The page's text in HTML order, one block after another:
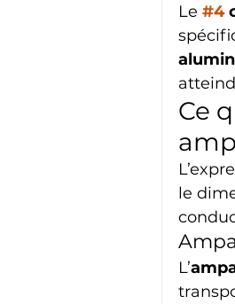
Le #4
Ce
le
L’